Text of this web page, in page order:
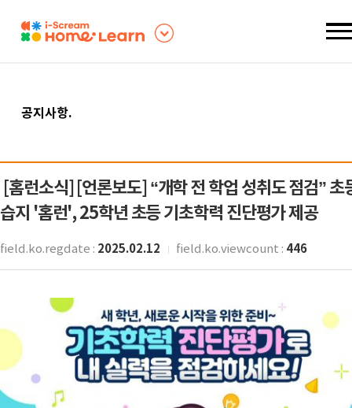
공지사항.
[홈런소식]
[언론보도] “개학 전 학업 성취도 점검” 초
습지 '홈런', 25학년 초등 기초학력 진단평가 제공
field.ko.regdate : 2025.02.12 field.ko.viewcount : 446